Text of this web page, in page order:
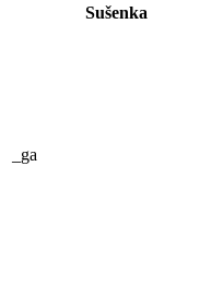
Sušenka
_ga